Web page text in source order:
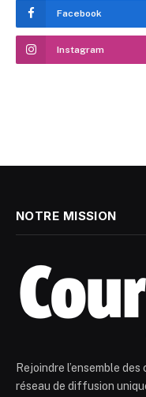
Facebook
Instagram
NOTRE MISSION
Rejoindre l’ensemble
réseau de diffusion